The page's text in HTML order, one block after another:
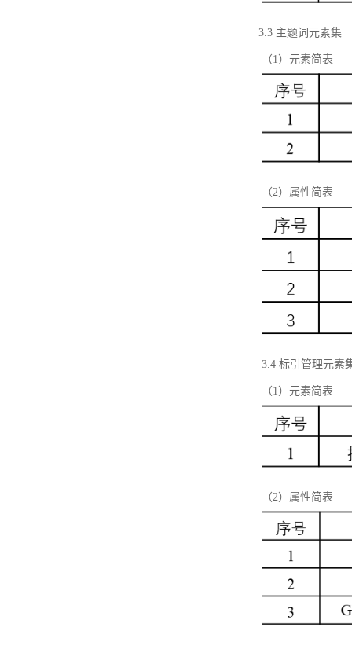
3.3 主题词元素集
（1）元素简表
（2）属性简表
3.4 标引管理元素
（1）元素简表
（2）属性简表